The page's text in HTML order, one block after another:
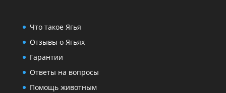
Что такое Ягья
Отзывы о Ягьях
Гарантии
Ответы на вопросы
Помощь животным